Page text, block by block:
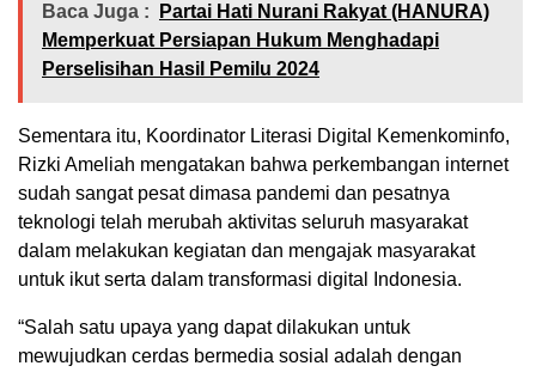
Baca Juga :
Partai Hati Nurani Rakyat (HANURA)
Memperkuat Persiapan Hukum Menghadapi
Perselisihan Hasil Pemilu 2024
Sementara itu, Koordinator Literasi Digital Kemenkominfo,
Rizki Ameliah mengatakan bahwa perkembangan internet
sudah sangat pesat dimasa pandemi dan pesatnya
teknologi telah merubah aktivitas seluruh masyarakat
dalam melakukan kegiatan dan mengajak masyarakat
untuk ikut serta dalam transformasi digital Indonesia.
“Salah satu upaya yang dapat dilakukan untuk
mewujudkan cerdas bermedia sosial adalah dengan